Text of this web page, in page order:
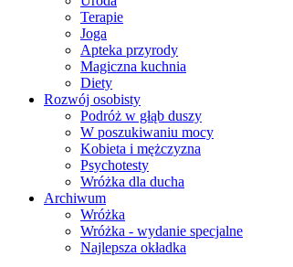
Terapie
Joga
Apteka przyrody
Magiczna kuchnia
Diety
Rozwój osobisty
Podróż w głąb duszy
W poszukiwaniu mocy
Kobieta i mężczyzna
Psychotesty
Wróżka dla ducha
Archiwum
Wróżka
Wróżka - wydanie specjalne
Najlepsza okładka